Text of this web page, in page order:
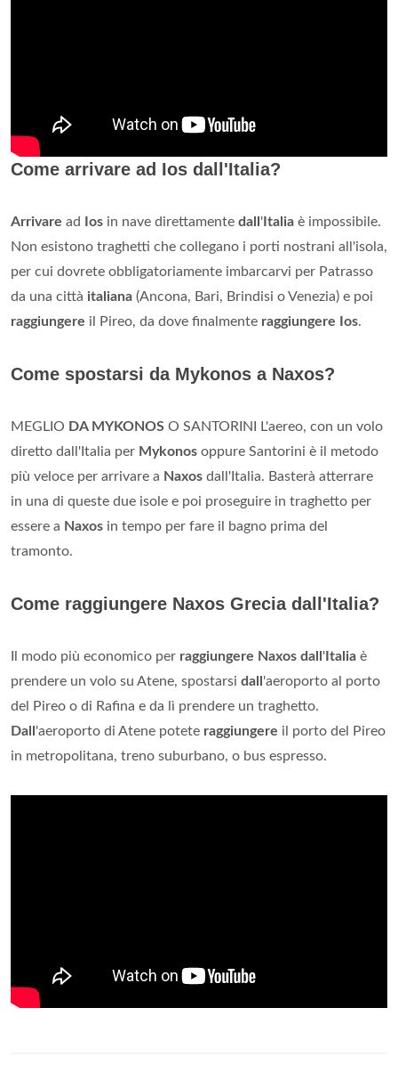
Come arrivare ad Ios dall'Italia?
Arrivare ad Ios in nave direttamente dall ' Italia è impossibile.
Non esistono traghetti che collegano i porti nostrani all'isola,
per cui dovrete obbligatoriamente imbarcarvi per Patrasso
da una città italiana (Ancona, Bari, Brindisi o Venezia) e poi
raggiungere il Pireo, da dove finalmente raggiungere Ios.
Come spostarsi da Mykonos a Naxos?
MEGLIO DA MYKONOS O SANTORINI L'aereo, con un volo
diretto dall'Italia per Mykonos oppure Santorini è il metodo
più veloce per arrivare a Naxos dall'Italia. Basterà atterrare
in una di queste due isole e poi proseguire in traghetto per
essere a Naxos in tempo per fare il bagno prima del
tramonto.
Come raggiungere Naxos Grecia dall'Italia?
Il modo più economico per raggiungere Naxos dall ' Italia è
prendere un volo su Atene, spostarsi dall 'aeroporto al porto
del Pireo o di Rafina e da lì prendere un traghetto.
Dall 'aeroporto di Atene potete raggiungere il porto del Pireo
in metropolitana, treno suburbano, o bus espresso.